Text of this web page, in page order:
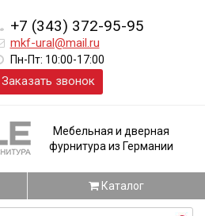
+7 (343) 372-95-95
mkf-ural@mail.ru
Пн-Пт: 10:00-17:00
Заказать звонок
Мебельная и дверная
фурнитура из Германии
Каталог